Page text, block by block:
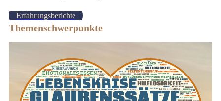
Erfahrungsberichte
Themenschwerpunkte